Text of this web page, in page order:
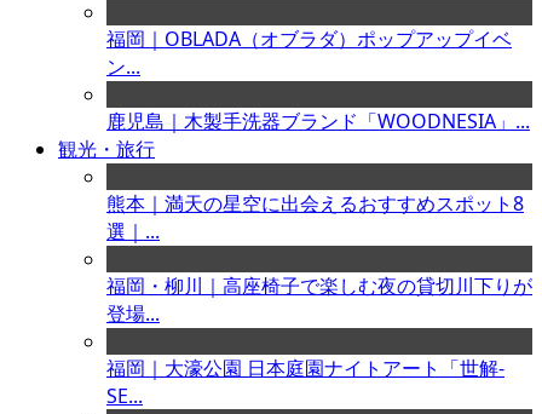
福岡｜OBLADA（オブラダ）ポップアップイベ
ン...
鹿児島｜木製手洗器ブランド「WOODNESIA」...
観光・旅行
熊本｜満天の星空に出会えるおすすめスポット8
選｜...
福岡・柳川｜高座椅子で楽しむ夜の貸切川下りが
登場...
福岡｜大濠公園 日本庭園ナイトアート「世解-
SE...